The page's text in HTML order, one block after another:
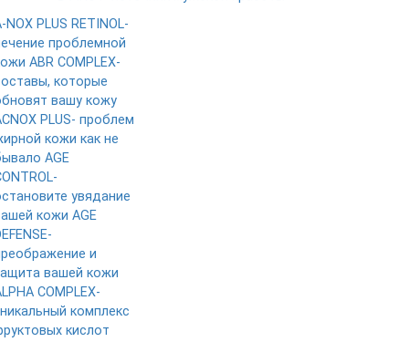
NOX PLUS RETINOL-
проблемной
ABR COMPLEX-
которые
вашу кожу
PLUS- проблем
кожи как не
AGE
увядание
кожи AGE
и
вашей кожи
COMPLEX-
комплекс
кислот